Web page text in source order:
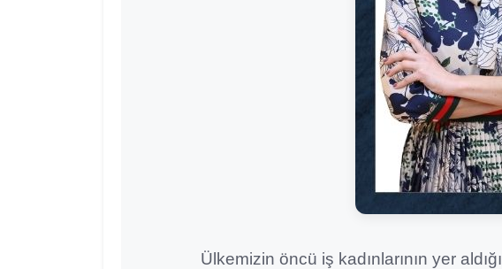
Ülkemizin öncü iş kadınlarının yer aldığı